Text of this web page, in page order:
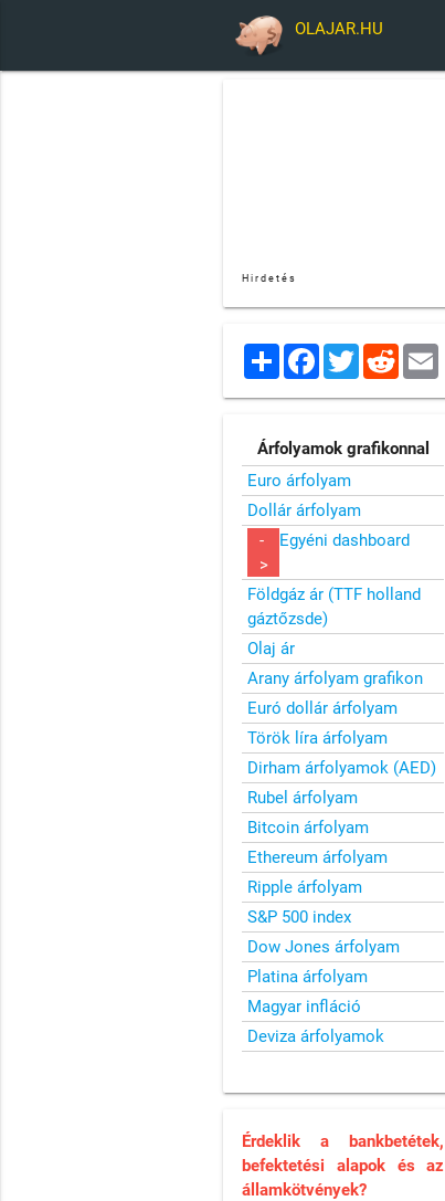
OLAJAR.HU
Hirdetés
Share Facebook
TwitterReddit
Árfolyamok grafikonnal
Euro árfolyam
Dollár árfolyam
-
>
Egyéni dashboard
Földgáz ár (TTF holland
gáztőzsde)
Olaj ár
Arany árfolyam grafikon
Euró dollár árfolyam
Török líra árfolyam
Dirham árfolyamok (AED)
Rubel árfolyam
Bitcoin árfolyam
Ethereum árfolyam
Ripple árfolyam
S&P 500 index
Dow Jones árfolyam
Platina árfolyam
Magyar infláció
Deviza árfolyamok
Érdeklik a bankbetétek,
befektetési alapok és az
államkötvények?